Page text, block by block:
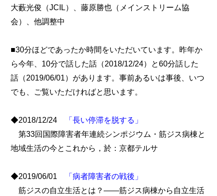
大藪光俊（JCIL）、藤原勝也（メインストリーム協
会）、他調整中
■30分ほどであったか時間をいただいています。昨年か
ら今年、10分で話した話（2018/12/24）と60分話した
話（2019/06/01）があります。事前あるいは事後、いつ
でも、ご覧いただければと思います。
◆2018/12/24
「長い停滞を脱する」
第33回国際障害者年連続シンポジウム・筋ジス病棟と
地域生活の今とこれから，於：京都テルサ
◆2019/06/01
「病者障害者の戦後」
筋ジスの自立生活とは？――筋ジス病棟から自立生活